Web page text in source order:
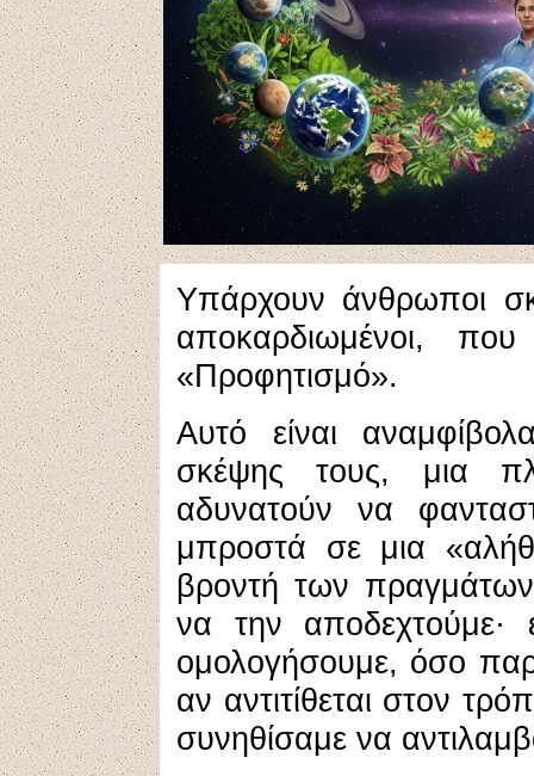
Υπάρχουν άνθρωποι
αποκαρδιωμένοι,
«Προφητισμό».
Αυτό είναι
σκέψης τους, μια
αδυνατούν να
μπροστά σε μια
βροντή των
να την αποδεχτούμε·
ομολογήσουμε, όσο
αν αντιτίθεται στον
συνηθίσαμε να